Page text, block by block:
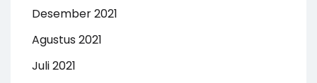
Desember 2021
Agustus 2021
Juli 2021